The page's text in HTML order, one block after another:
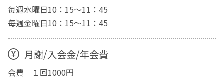
毎週水曜日10：15～11：45
毎週金曜日10：15～11：45
月謝/入会金/年会費
会費 １回1000円